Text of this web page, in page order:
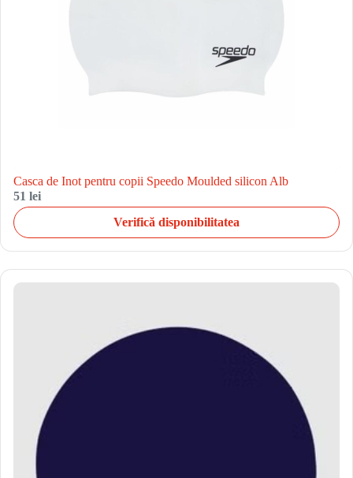
Casca de Inot pentru copii Speedo Moulded silicon Alb
51 lei
Verifică disponibilitatea